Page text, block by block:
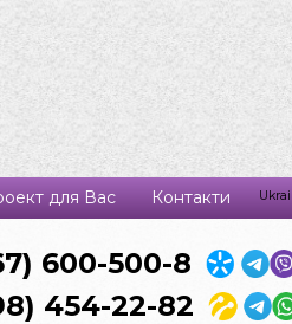
для Вас Контакти
600-500-8
454-22-82